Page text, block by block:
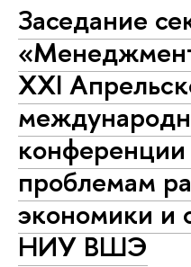
Заседание
XXI
проблемам
экономики и
НИУ ВШЭ